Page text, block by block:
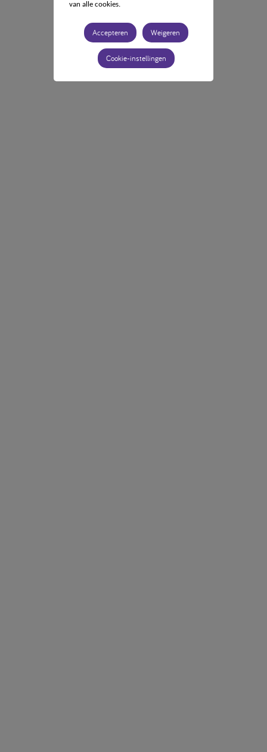
van alle cookies.
Accepteren Weigeren
Cookie-instellingen